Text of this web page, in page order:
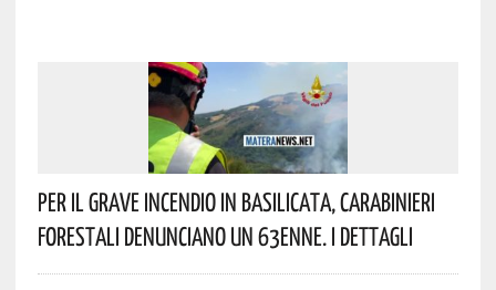
Per Il Grave Incendio In Basilicata, Carabinieri
Forestali Denunciano Un 63enne. I Dettagli